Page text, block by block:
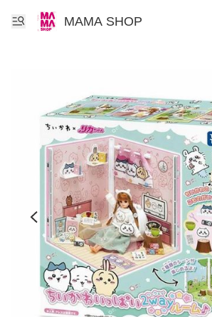
MAMA SHOP